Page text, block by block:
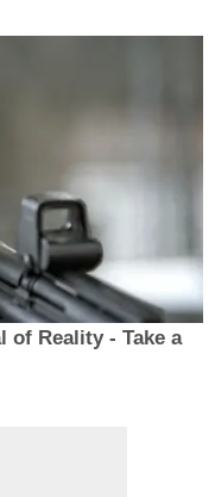
of Reality - Take a